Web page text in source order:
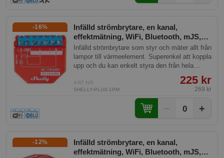
Infälld strömbrytare, en kanal,
effektmätning, WiFi, Bluetooth, mJS,
Shelly Plus 1PM
-16%
Infälld strömbrytare som styr och mäter allt från
lampor till värmeelement. Superenkel att koppla
upp och du kan enkelt styra den från hela
världen. Kraftfull med effektmätning och
inbyggd skriptmotor.
ART.NR:
SHELLY-PLUS-1PM
225 kr
269 kr
0 +
Infälld strömbrytare, en kanal,
effektmätning, WiFi, Bluetooth, mJS,
-12%